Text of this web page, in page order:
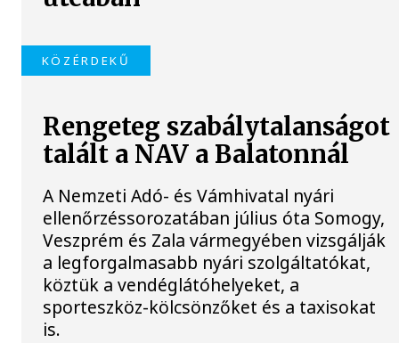
KÖZÉRDEKŰ
Rengeteg szabálytalanságot
talált a NAV a Balatonnál
A Nemzeti Adó- és Vámhivatal nyári
ellenőrzéssorozatában július óta Somogy,
Veszprém és Zala vármegyében vizsgálják
a legforgalmasabb nyári szolgáltatókat,
köztük a vendéglátóhelyeket, a
sporteszköz-kölcsönzőket és a taxisokat
is.